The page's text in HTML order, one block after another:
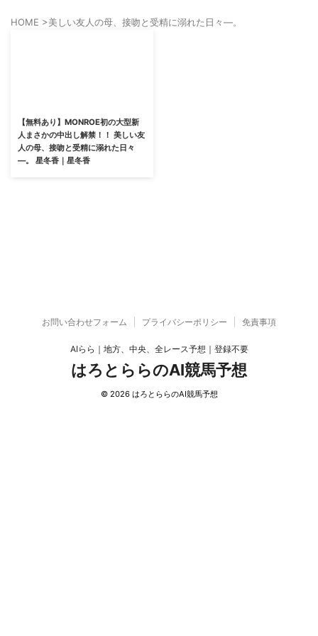
HOME >美しい友人の母、接吻と受精に溺れた日々―。
【無料あり】MONROE初の大型新
人まさかの中出し解禁！！ 美しい友
人の母、接吻と受精に溺れた日々
―。 星冬香｜星冬香
お問い合わせフォーム プライバシーポリシー 免責事項
AIらら｜地方、中央、全レース予想｜登録不要
はろとららのAI競馬予想
© 2026 はろとららのAI競馬予想